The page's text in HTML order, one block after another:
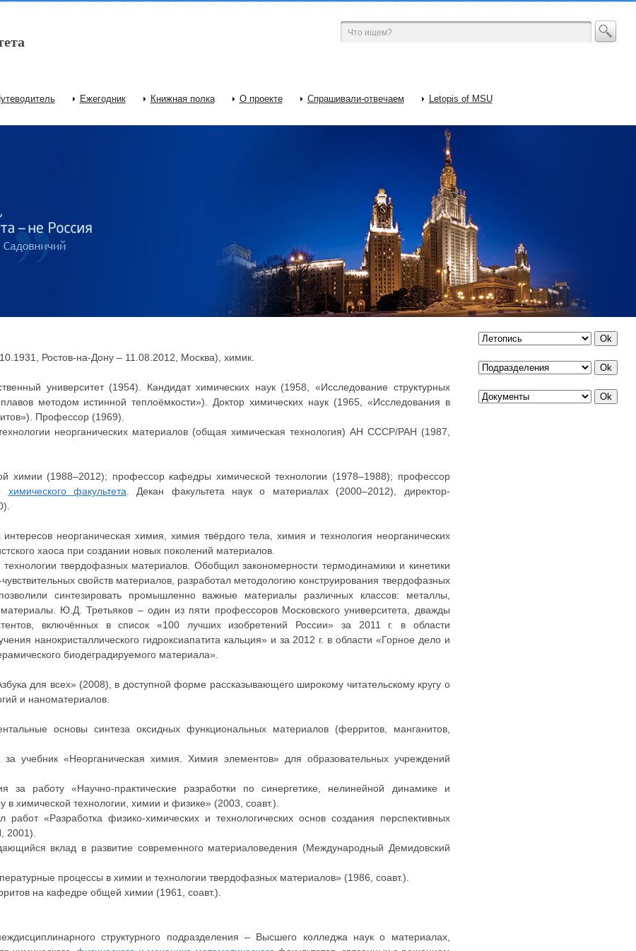
Ежегодник Книжная полка О проекте Спрашивали-отвечаем Letopis of MSU
Ростов-на-Дону – 11.08.2012, Москва), химик.
университет (1954). Кандидат химических наук (1958, «Исследование структурных
методом истинной теплоёмкости»). Доктор химических наук (1965, «Исследования в
Профессор (1969).
неорганических материалов (общая химическая технология) АН СССР/РАН (1987,
химии (1988–2012); профессор кафедры химической технологии (1978–1988); профессор
химического факультета . Декан факультета наук о материалах (2000–2012), директор-
неорганическая химия, химия твёрдого тела, химия и технология неорганических
хаоса при создании новых поколений материалов.
твердофазных материалов. Обобщил закономерности термодинамики и кинетики
свойств материалов, разработал методологию конструирования твердофазных
синтезировать промышленно важные материалы различных классов: металлы,
Ю.Д. Третьяков – один из пяти профессоров Московского университета, дважды
включённых в список «100 лучших изобретений России» за 2011 г. в области
нанокристаллического гидроксиапатита кальция» и за 2012 г. в области «Горное дело и
биодеградируемого материала».
для всех» (2008), в доступной форме рассказывающего широкому читательскому кругу о
и наноматериалов.
основы синтеза оксидных функциональных материалов (ферритов, манганитов,
учебник «Неорганическая химия. Химия элементов» для образовательных учреждений
работу «Научно-практические разработки по синергетике, нелинейной динамике и
химической технологии, химии и физике» (2003, соавт.).
«Разработка физико-химических и технологических основ создания перспективных
2001).
вклад в развитие современного материаловедения (Международный Демидовский
процессы в химии и технологии твердофазных материалов» (1986, соавт.).
на кафедре общей химии (1961, соавт.).
структурного подразделения – Высшего колледжа наук о материалах,